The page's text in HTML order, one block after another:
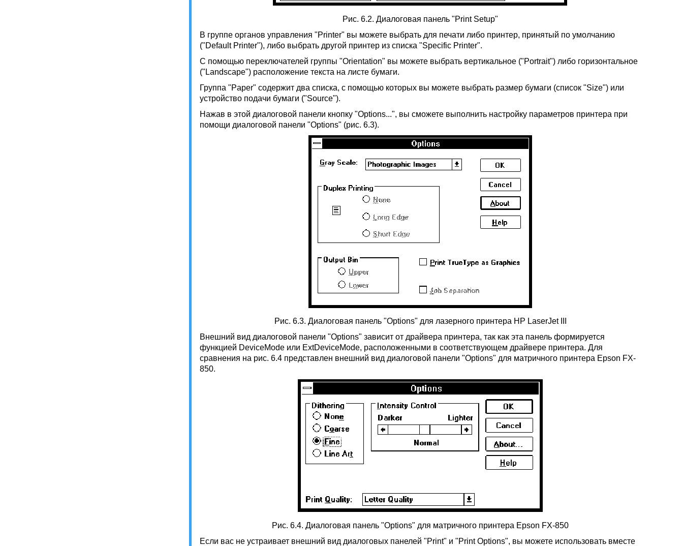
Рис. 6.2. Диалоговая панель "Print Setup"
В группе органов управления "Printer" вы можете выбрать для печати либо принтер, принятый по умолчанию
("Default Printer"), либо выбрать другой принтер из списка "Specific Printer".
С помощью переключателей группы "Orientation" вы можете выбрать вертикальное ("Portrait") либо горизонтальное
("Landscape") расположение текста на листе бумаги.
Группа "Paper" содержит два списка, с помощью которых вы можете выбрать размер бумаги (список "Size") или
устройство подачи бумаги ("Source").
Нажав в этой диалоговой панели кнопку "Options...", вы сможете выполнить настройку параметров принтера при
помощи диалоговой панели "Options" (рис. 6.3).
Рис. 6.3. Диалоговая панель "Options" для лазерного принтера HP LaserJet III
Внешний вид диалоговой панели "Options" зависит от драйвера принтера, так как эта панель формируется
функцией DeviceMode или ExtDeviceMode, расположенными в соответствующем драйвере принтера. Для
сравнения на рис. 6.4 представлен внешний вид диалоговой панели "Options" для матричного принтера Epson FX-
850.
Рис. 6.4. Диалоговая панель "Options" для матричного принтера Epson FX-850
Если вас не устраивает внешний вид диалоговых панелей "Print" и "Print Options", вы можете использовать вместе